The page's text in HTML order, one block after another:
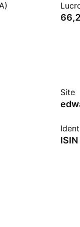
Site
ISIN